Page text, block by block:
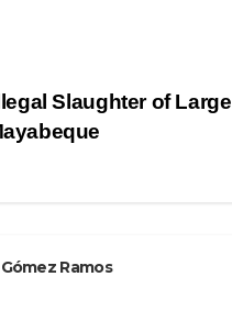
Slaughter of Large
Ramos